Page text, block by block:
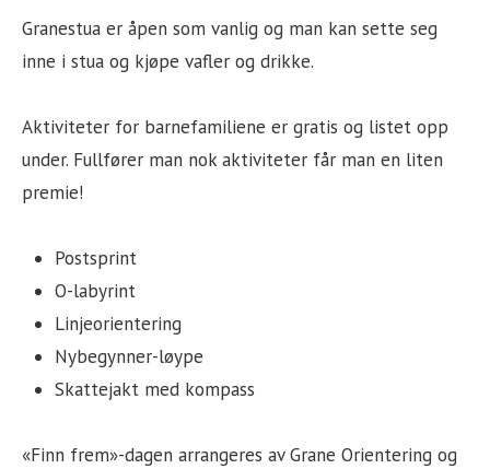
Granestua er åpen som vanlig og man kan sette seg
inne i stua og kjøpe vafler og drikke.
Aktiviteter for barnefamiliene er gratis og listet opp
under. Fullfører man nok aktiviteter får man en liten
premie!
Postsprint
O-labyrint
Linjeorientering
Nybegynner-løype
Skattejakt med kompass
«Finn frem»-dagen arrangeres av Grane Orientering og